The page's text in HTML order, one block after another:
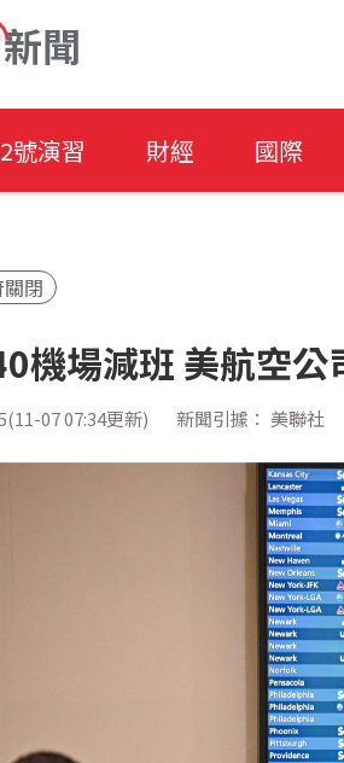
新聞
號演習 財經 國際
閉
機場減班 美航空
07 07:34更新) 新聞引據： 美聯社